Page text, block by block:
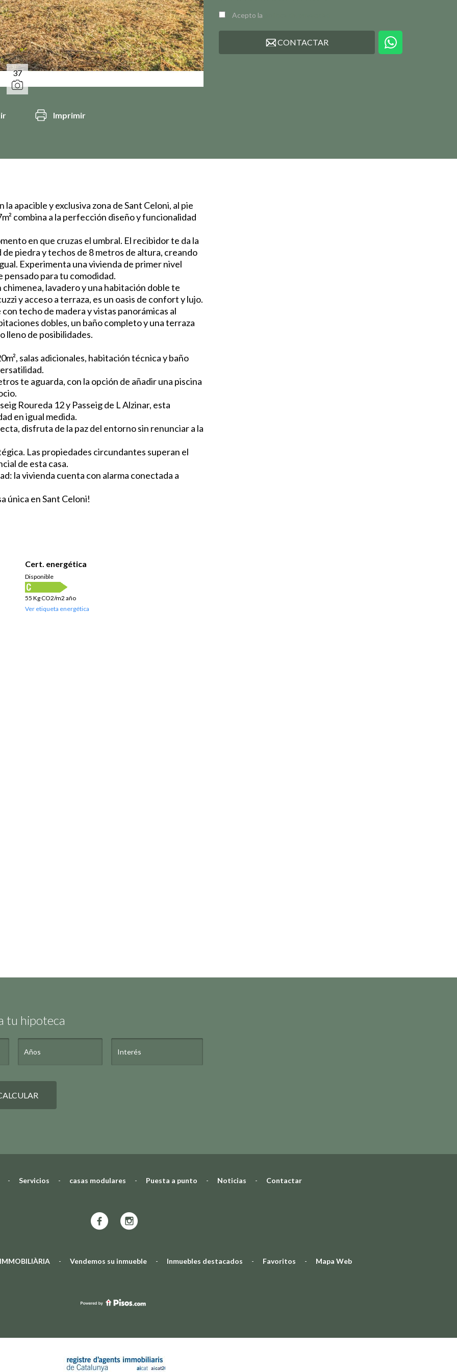
37
Imprimir
Acepto la
CONTACTAR
apacible y exclusiva zona de Sant Celoni, al pie
combina a la perfección diseño y funcionalidad
en que cruzas el umbral. El recibidor te da la
piedra y techos de 8 metros de altura, creando
Experimenta una vivienda de primer nivel
pensado para tu comodidad.
lavadero y una habitación doble te
y acceso a terraza, es un oasis de confort y lujo.
techo de madera y vistas panorámicas al
dobles, un baño completo y una terraza
lleno de posibilidades.
salas adicionales, habitación técnica y baño
te aguarda, con la opción de añadir una piscina
Roureda 12 y Passeig de L Alzinar, esta
en igual medida.
disfruta de la paz del entorno sin renunciar a la
Las propiedades circundantes superan el
de esta casa.
la vivienda cuenta con alarma conectada a
única en Sant Celoni!
Cert. energética
Disponible
55 Kg CO2/m2 año
Ver etiqueta energética
tu hipoteca
- Servicios - casas modulares - Puesta a punto - Noticias - Contactar
- Vendemos su inmueble - Inmuebles destacados - Favoritos - Mapa Web